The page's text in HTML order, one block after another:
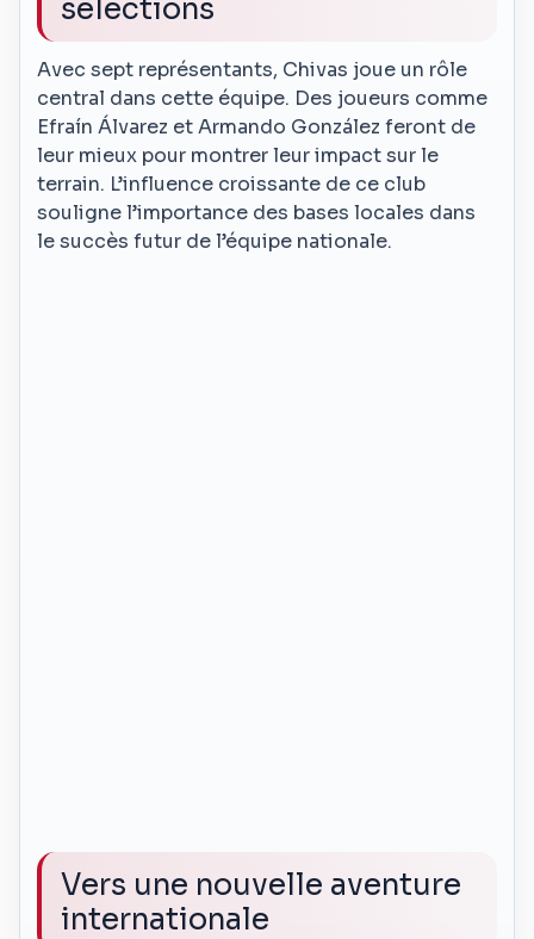
sélections
Avec sept représentants, Chivas joue un rôle
central dans cette équipe. Des joueurs comme
Efraín Álvarez et Armando González feront de
leur mieux pour montrer leur impact sur le
terrain. L’influence croissante de ce club
souligne l’importance des bases locales dans
le succès futur de l’équipe nationale.
Vers une nouvelle aventure
internationale